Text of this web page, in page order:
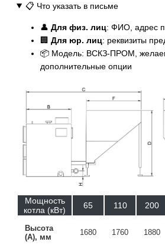
📋 Что указать в письме
👤 Для физ. лиц: ФИО, адрес
🏢 Для юр. лиц: реквизиты
📦 Модель: ВСКЗ-ПРОМ,
дополнительные опции
Мощность
котла (кВт)
65 110 200
Высота
(А), мм
1680 1760 1880